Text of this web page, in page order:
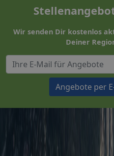
Wir senden Dir kostenlos
Deiner
Angebote per